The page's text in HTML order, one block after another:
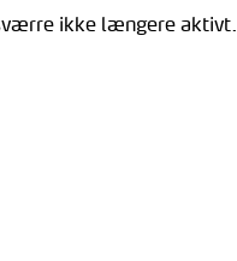
ikke længere aktivt.